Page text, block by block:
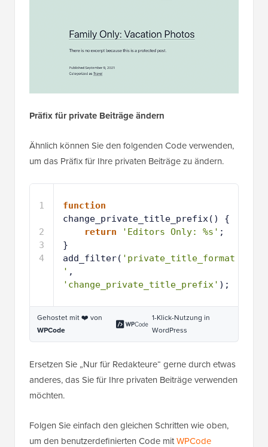
Präfix für private Beiträge ändern
Ähnlich können Sie den folgenden Code verwenden,
um das Präfix für Ihre privaten Beiträge zu ändern.
1
2
3
4
function
change_private_title_prefix() {
return
'Editors Only: %s' ;
}
add_filter( 'private_title_format
'
'change_private_title_prefix' );
Gehostet mit ❤️ von
WPCode
1-Klick-Nutzung in
WordPress
Ersetzen Sie „Nur für Redakteure“ gerne durch etwas
anderes, das Sie für Ihre privaten Beiträge verwenden
möchten.
Folgen Sie einfach den gleichen Schritten wie oben,
um den benutzerdefinierten Code mitWPCode